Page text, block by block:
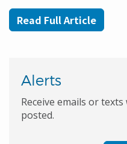
Read Full Article
Alerts
Receive emails or
posted.